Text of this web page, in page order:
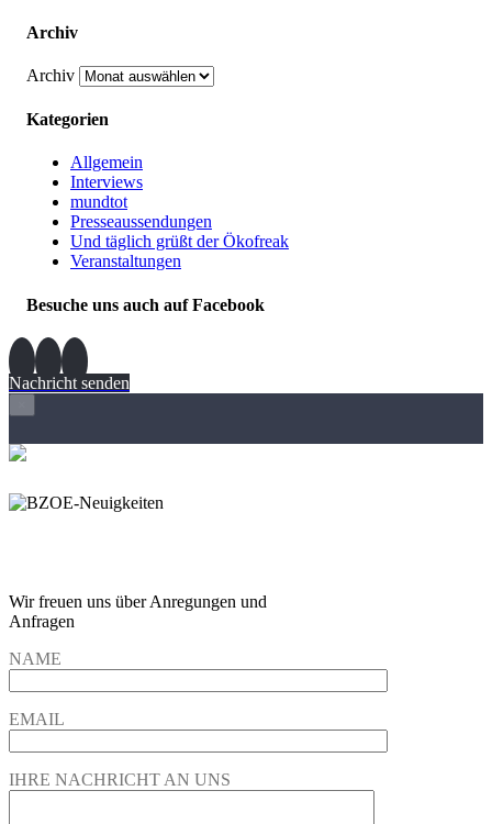
Archiv
Archiv
Kategorien
Allgemein
Interviews
mundtot
Presseaussendungen
Und täglich grüßt der Ökofreak
Veranstaltungen
Besuche uns auch auf Facebook
Nachricht senden
Wir freuen uns über Anregungen und
Anfragen
NAME
EMAIL
IHRE NACHRICHT AN UNS